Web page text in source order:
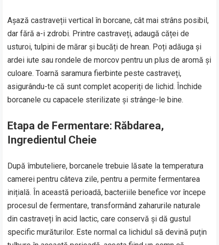
Așază castraveții vertical în borcane, cât mai strâns posibil,
dar fără a-i zdrobi. Printre castraveți, adaugă căței de
usturoi, tulpini de mărar și bucăți de hrean. Poți adăuga și
ardei iute sau rondele de morcov pentru un plus de aromă și
culoare. Toarnă saramura fierbinte peste castraveți,
asigurându-te că sunt complet acoperiți de lichid. Închide
borcanele cu capacele sterilizate și strânge-le bine.
Etapa de Fermentare: Răbdarea,
Ingredientul Cheie
După îmbuteliere, borcanele trebuie lăsate la temperatura
camerei pentru câteva zile, pentru a permite fermentarea
inițială. În această perioadă, bacteriile benefice vor începe
procesul de fermentare, transformând zaharurile naturale
din castraveți în acid lactic, care conservă și dă gustul
specific murăturilor. Este normal ca lichidul să devină puțin